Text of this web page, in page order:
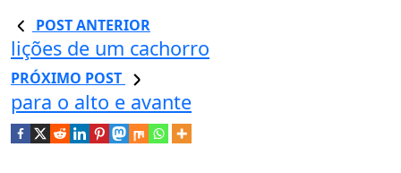
POST ANTERIOR
lições de um cachorro
PRÓXIMO POST
para o alto e avante